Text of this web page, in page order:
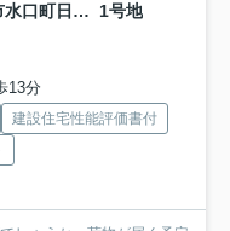
★8(土)9(日)現地見学可能！★甲賀市水口町日電 全2邸 1号地
13分
建設住宅性能評価書付